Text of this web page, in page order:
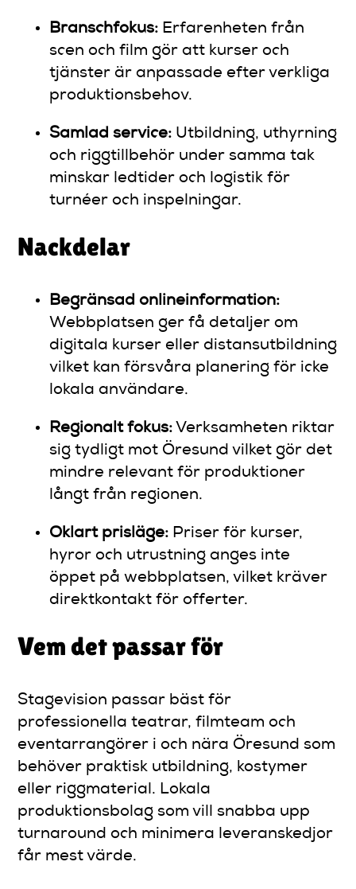
Branschfokus: Erfarenheten från
scen och film gör att kurser och
tjänster är anpassade efter verkliga
produktionsbehov.
Samlad service: Utbildning, uthyrning
och riggtillbehör under samma tak
minskar ledtider och logistik för
turnéer och inspelningar.
Nackdelar
Begränsad onlineinformation:
Webbplatsen ger få detaljer om
digitala kurser eller distansutbildning
vilket kan försvåra planering för icke
lokala användare.
Regionalt fokus: Verksamheten riktar
sig tydligt mot Öresund vilket gör det
mindre relevant för produktioner
långt från regionen.
Oklart prisläge: Priser för kurser,
hyror och utrustning anges inte
öppet på webbplatsen, vilket kräver
direktkontakt för offerter.
Vem det passar för
Stagevision passar bäst för
professionella teatrar, filmteam och
eventarrangörer i och nära Öresund som
behöver praktisk utbildning, kostymer
eller riggmaterial. Lokala
produktionsbolag som vill snabba upp
turnaround och minimera leveranskedjor
får mest värde.